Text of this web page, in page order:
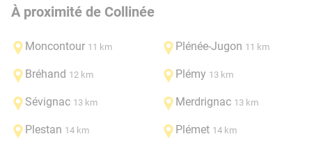
À proximité de Collinée
Moncontour 11 km Plénée-Jugon 11 km
Bréhand 12 km Plémy 13 km
Sévignac 13 km Merdrignac 13 km
Plestan 14 km Plémet 14 km